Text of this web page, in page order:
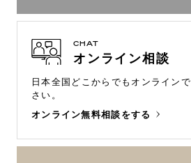
CHAT
オンライン相談
日本全国どこからでもオンラインで
さい。
オンライン無料相談をする